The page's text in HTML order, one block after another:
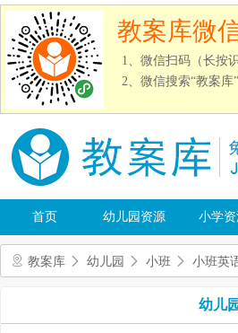
教案库微
1、微信扫码（长按
2、微信搜索“教案
首页 幼儿园资源 小学
教案库 幼儿园 小班 小班英
幼儿